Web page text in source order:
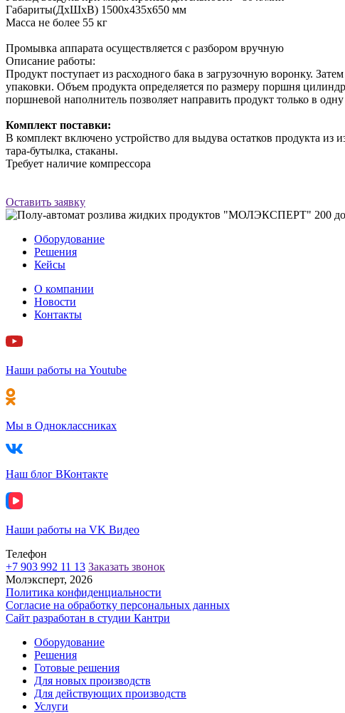
Габариты(ДхШхВ) 1500х435х650 мм
Масса не более 55 кг
Промывка аппарата осуществляется с разбором вручную
Описание работы:
Продукт поступает из расходного бака в загрузочную воронку.
упаковки. Объем продукта определяется по размеру поршня
поршневой наполнитель позволяет направить продукт только в одну
Комплект поставки:
В комплект включено устройство для выдува остатков продукта из
тара-бутылка, стаканы.
Требует наличие компрессора
Оставить заявку
Оборудование
Решения
Кейсы
О компании
Новости
Контакты
Наши работы на Youtube
Мы в Одноклассниках
Наш блог ВКонтакте
Наши работы на VK Видео
Телефон
+7 903 992 11 13 Заказать звонок
Молэксперт, 2026
Политика конфиденциальности
Согласие на обработку персональных данных
Сайт разработан в cтудии Кантри
Оборудование
Решения
Готовые решения
Для новых производств
Для действующих производств
Услуги